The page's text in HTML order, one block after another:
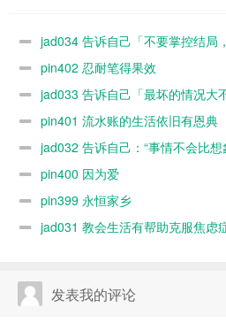
上帝吧!」
什
jad034 告诉自己「不要掌控结局
pin402 忍耐笔得果效
jad033 告诉自己「最坏的情况大
pin401 流水账的生活依旧有恩典
jad032 告诉自己：“事情不会比想
pin400 因为爱
pin399 永恒家乡
jad031 教会生活有帮助克服焦虑
发表我的评论